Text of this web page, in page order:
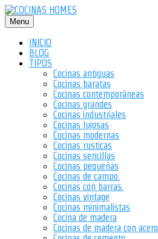
Saltar
al
contenido
Menu
INICIO
BLOG
TIPOS
Cocinas antiguas
Cocinas baratas
Cocinas contemporáneas
Cocinas grandes
Cocinas industriales
Cocinas lujosas
Cocinas modernas
Cocinas rusticas
Cocinas sencillas
Cocinas pequeñas
Cocinas de campo.
Cocinas con barras.
Cocinas vintage
Cocinas minimalistas
Cocina de madera
Cocinas de madera con acero